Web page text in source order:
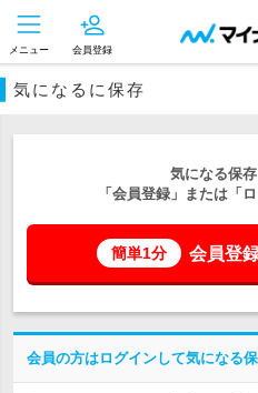
メニュー 会員登録
気になるに保存
気になる保
「会員登録」または「
簡単1分 会員登
会員の方はログインして気になる